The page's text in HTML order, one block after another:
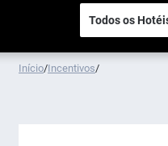
Início/Incentivos/